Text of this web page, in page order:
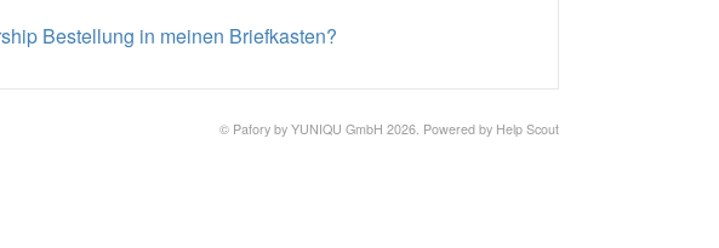
Bestellung in meinen Briefkasten?
© Pafory by YUNIQU GmbH 2026. Powered by Help Scout